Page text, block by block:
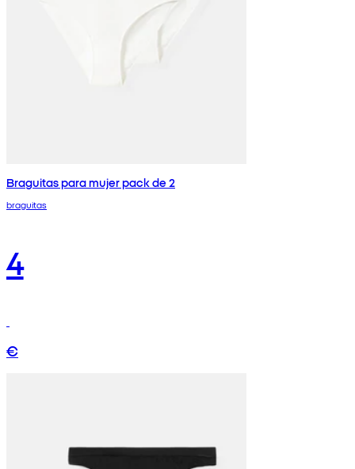
Braguitas para mujer pack de 2
braguitas
4
€